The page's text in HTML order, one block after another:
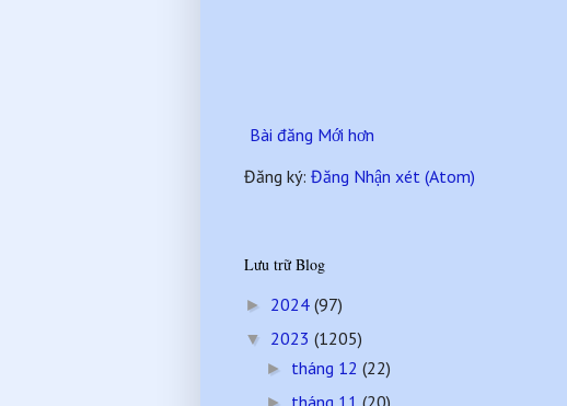
Bài đăng Mới hơn
Đăng ký: Đăng Nhận xét (Atom)
Lưu trữ Blog
► 2024 (97)
▼ 2023 (1205)
► tháng 12 (22)